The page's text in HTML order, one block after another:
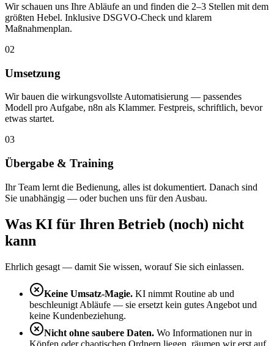
Wir schauen uns Ihre Abläufe an und finden die 2–3 Stellen mit dem
größten Hebel. Inklusive DSGVO-Check und klarem
Maßnahmenplan.
02
Umsetzung
Wir bauen die wirkungsvollste Automatisierung — passendes
Modell pro Aufgabe, n8n als Klammer. Festpreis, schriftlich, bevor
etwas startet.
03
Übergabe & Training
Ihr Team lernt die Bedienung, alles ist dokumentiert. Danach sind
Sie unabhängig — oder buchen uns für den Ausbau.
Was KI für Ihren Betrieb (noch) nicht
kann
Ehrlich gesagt — damit Sie wissen, worauf Sie sich einlassen.
Keine Umsatz-Magie. KI nimmt Routine ab und
beschleunigt Abläufe — sie ersetzt kein gutes Angebot und
keine Kundenbeziehung.
Nicht ohne saubere Daten. Wo Informationen nur in
Köpfen oder chaotischen Ordnern liegen, räumen wir erst auf